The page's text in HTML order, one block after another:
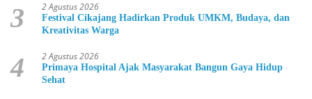
3 2 Agustus 2026
Festival Cikajang Hadirkan Produk UMKM, Budaya, dan
Kreativitas Warga
4 2 Agustus 2026
Primaya Hospital Ajak Masyarakat Bangun Gaya Hidup
Sehat